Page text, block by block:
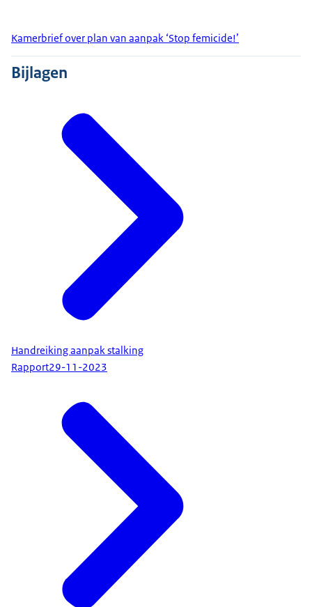
Kamerbrief over plan van aanpak ‘Stop femicide!’
Bijlagen
Handreiking aanpak stalking
Rapport29-11-2023